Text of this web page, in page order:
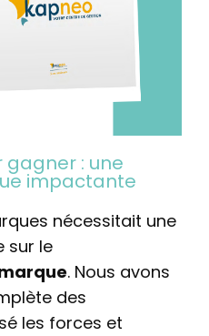
gagner : une
impactante
nécessitait une
sur le
. Nous avons
des
les forces et